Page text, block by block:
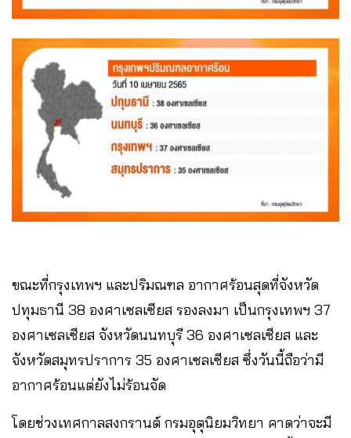
ขณะที่กรุงเทพฯ และปริมณฑล อากาศร้อนสุดที่จังหวัด
ปทุมธานี 38 องศาเซลเซียส รองลงมา เป็นกรุงเทพฯ 37
องศาเซลเซียส จังหวัดนนทบุรี 36 องศาเซลเซียส และ
จังหวัดสมุทรปราการ 35 องศาเซลเซียส ซึ่งวันนี้ถือว่ามี
อากาศร้อนแต่ยังไม่ร้อนจัด
โดยช่วงเทศกาลสงกรานต์ กรมอุตุนิยมวิทยา คาดว่าจะมี